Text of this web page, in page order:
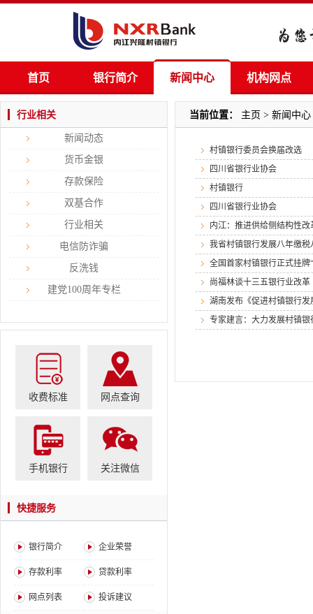
首页 银行简介 新闻中心 机构网点
行业相关
新闻动态
货币金银
存款保险
双基合作
行业相关
电信防诈骗
反洗钱
建党100周年专栏
收费标准 网点查询
手机银行 关注微信
快捷服务
银行简介 企业荣誉
存款利率 贷款利率
网点列表 投诉建议
当前位置： 主页 > 新闻中心
村镇银行委员会换届改选
四川省银行业协会
村镇银行
四川省银行业协会
内江：推进供给侧结构性改
我省村镇银行发展八年缴税
全国首家村镇银行正式挂牌
尚福林谈十三五银行业改革
湖南发布《促进村镇银行发
专家建言：大力发展村镇银